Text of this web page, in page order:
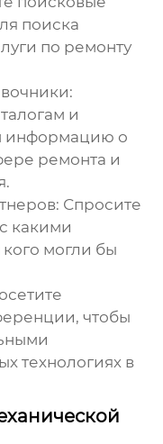
поиска
по ремонту
и
информацию о
ремонта и
Спросите
какими
могли бы
чтобы
технологиях в